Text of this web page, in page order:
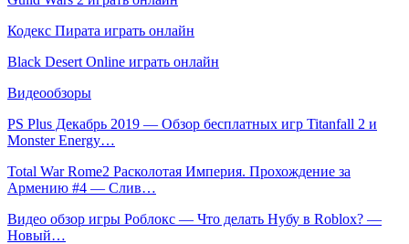
Кодекс Пирата играть онлайн
Black Desert Online играть онлайн
Видеообзоры
PS Plus Декабрь 2019 — Обзор бесплатных игр Titanfall 2 и
Monster Energy…
Total War Rome2 Расколотая Империя. Прохождение за
Армению #4 — Слив…
Видео обзор игры Роблокс — Что делать Нубу в Roblox? —
Новый…